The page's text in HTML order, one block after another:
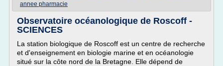
annee pharmacie
Observatoire océanologique de Roscoff -
SCIENCES
La station biologique de Roscoff est un centre de recherche
et d'enseignement en biologie marine et en océanologie
situé sur la côte nord de la Bretagne. Elle dépend de